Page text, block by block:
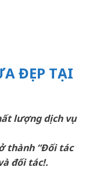
ĐẸP TẠI
lượng dịch vụ
thành “Đối tác
đối tác!.